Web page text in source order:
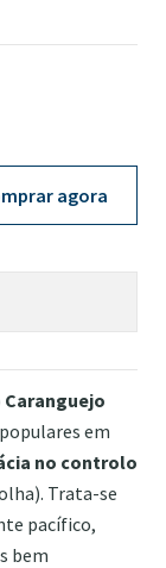
agora
Caranguejo
em
no controlo
Trata-se
pacífico,
bem